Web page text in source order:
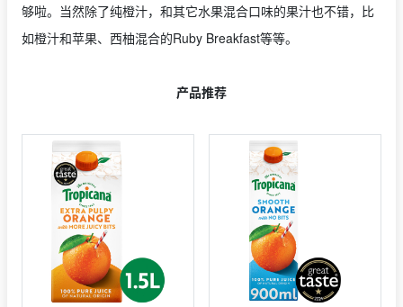
够啦。当然除了纯橙汁，和其它水果混合口味的果汁也不错，比
如橙汁和苹果、西柚混合的Ruby Breakfast等等。
产品推荐